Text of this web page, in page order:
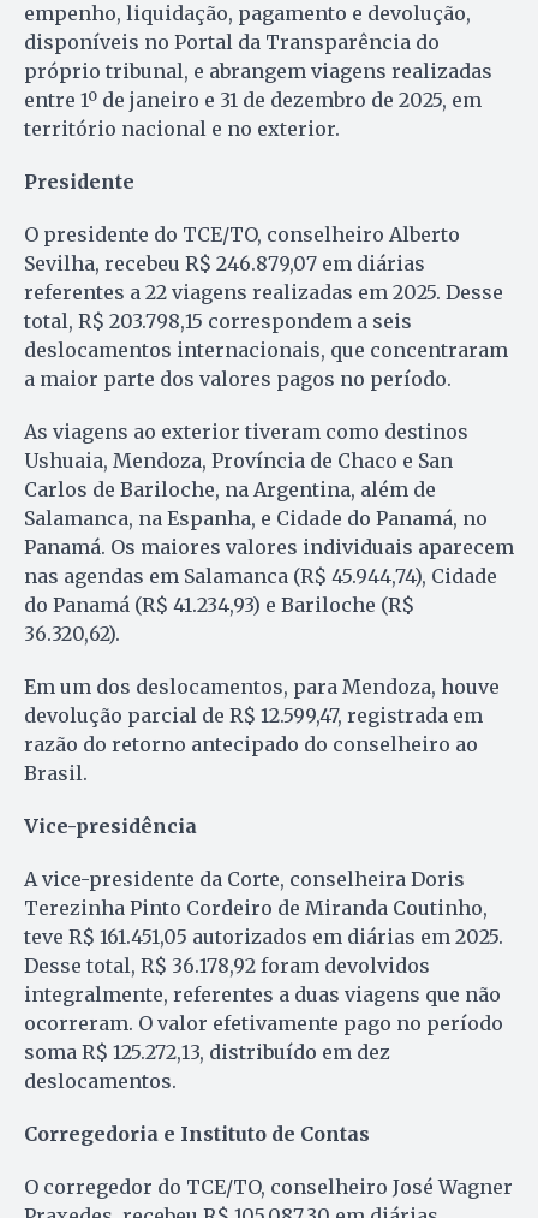
empenho, liquidação, pagamento e devolução,
disponíveis no Portal da Transparência do
próprio tribunal, e abrangem viagens realizadas
entre 1º de janeiro e 31 de dezembro de 2025, em
território nacional e no exterior.
Presidente
O presidente do TCE/TO, conselheiro Alberto
Sevilha, recebeu R$ 246.879,07 em diárias
referentes a 22 viagens realizadas em 2025. Desse
total, R$ 203.798,15 correspondem a seis
deslocamentos internacionais, que concentraram
a maior parte dos valores pagos no período.
As viagens ao exterior tiveram como destinos
Ushuaia, Mendoza, Província de Chaco e San
Carlos de Bariloche, na Argentina, além de
Salamanca, na Espanha, e Cidade do Panamá, no
Panamá. Os maiores valores individuais aparecem
nas agendas em Salamanca (R$ 45.944,74), Cidade
do Panamá (R$ 41.234,93) e Bariloche (R$
36.320,62).
Em um dos deslocamentos, para Mendoza, houve
devolução parcial de R$ 12.599,47, registrada em
razão do retorno antecipado do conselheiro ao
Brasil.
Vice-presidência
A vice-presidente da Corte, conselheira Doris
Terezinha Pinto Cordeiro de Miranda Coutinho,
teve R$ 161.451,05 autorizados em diárias em 2025.
Desse total, R$ 36.178,92 foram devolvidos
integralmente, referentes a duas viagens que não
ocorreram. O valor efetivamente pago no período
soma R$ 125.272,13, distribuído em dez
deslocamentos.
Corregedoria e Instituto de Contas
O corregedor do TCE/TO, conselheiro José Wagner